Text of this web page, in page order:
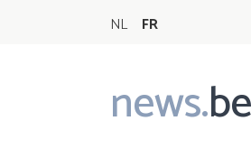
NL FR
news.
Main
navigation